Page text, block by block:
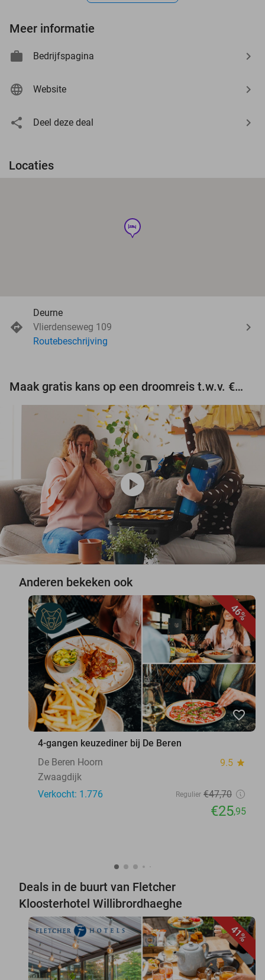
Meer informatie
Bedrijfspagina
Website
Deel deze deal
Locaties
hotel
Deurne
Vlierdenseweg 109
Routebeschrijving
Maak gratis kans op een droomreis t.w.v. €3.000!
play_circle
Anderen bekeken ook
46%
favorite_border
4-gangen keuzediner bij De Beren
De Beren Hoorn
9.5 star
Zwaagdijk
Verkocht: 1.776
Regulier €47,70
€25,95
Deals in de buurt van Fletcher
Kloosterhotel Willibrordhaeghe
41%